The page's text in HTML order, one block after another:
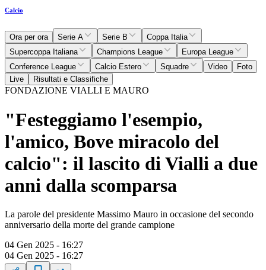
Calcio
Ora per ora Serie A Serie B
Coppa Italia
Supercoppa Italiana
Champions League
Europa League
Conference League
Calcio Estero Squadre Video
Foto
Live
Risultati e Classifiche
FONDAZIONE VIALLI E MAURO
"Festeggiamo l'esempio,
l'amico, Bove miracolo del
calcio": il lascito di Vialli a due
anni dalla scomparsa
La parole del presidente Massimo Mauro in occasione del secondo
anniversario della morte del grande campione
04 Gen 2025 - 16:27
04 Gen 2025 - 16:27